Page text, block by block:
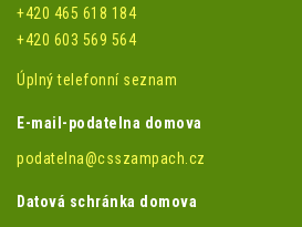
+420 465 618 184
+420 603 569 564
Úplný telefonní seznam
E-mail-podatelna domova
podatelna@csszampach.cz
Datová schránka domova